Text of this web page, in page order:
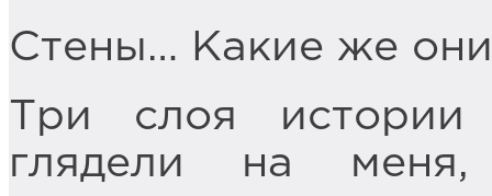
Стены… Какие же
Три слоя
глядели на меня,